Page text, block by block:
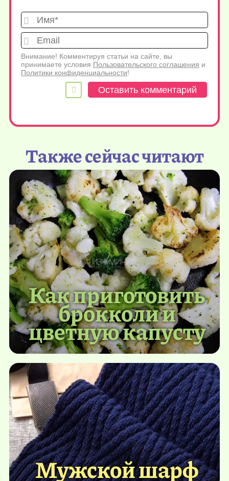
Имя*
Внимание! Комментируя статьи на сайте, вы
принимаете условия Пользовательского соглашения и
Политики конфиденциальности!
Также сейчас читают
Как приготовить
брокколи и
цветную капусту
Мужской шарф